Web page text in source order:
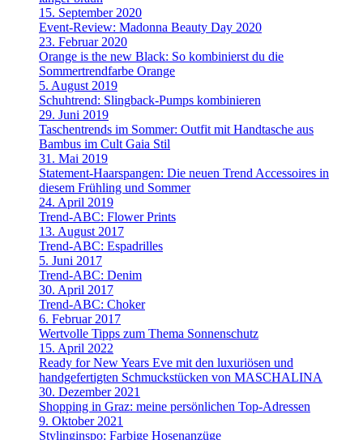
15. September 2020
Event-Review: Madonna Beauty Day 2020
23. Februar 2020
Orange is the new Black: So kombinierst du die
Sommertrendfarbe Orange
5. August 2019
Schuhtrend: Slingback-Pumps kombinieren
29. Juni 2019
Taschentrends im Sommer: Outfit mit Handtasche aus
Bambus im Cult Gaia Stil
31. Mai 2019
Statement-Haarspangen: Die neuen Trend Accessoires in
diesem Frühling und Sommer
24. April 2019
Trend-ABC: Flower Prints
13. August 2017
Trend-ABC: Espadrilles
5. Juni 2017
Trend-ABC: Denim
30. April 2017
Trend-ABC: Choker
6. Februar 2017
Wertvolle Tipps zum Thema Sonnenschutz
15. April 2022
Ready for New Years Eve mit den luxuriösen und
handgefertigten Schmuckstücken von MASCHALINA
30. Dezember 2021
Shopping in Graz: meine persönlichen Top-Adressen
9. Oktober 2021
Stylinginspo: Farbige Hosenanzüge